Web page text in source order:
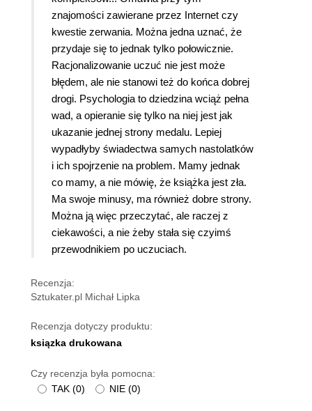
znajomości zawierane przez Internet czy
kwestie zerwania. Można jedna uznać, że
przydaje się to jednak tylko połowicznie.
Racjonalizowanie uczuć nie jest może
błędem, ale nie stanowi też do końca dobrej
drogi. Psychologia to dziedzina wciąż pełna
wad, a opieranie się tylko na niej jest jak
ukazanie jednej strony medalu. Lepiej
wypadłyby świadectwa samych nastolatków
i ich spojrzenie na problem. Mamy jednak
co mamy, a nie mówię, że książka jest zła.
Ma swoje minusy, ma również dobre strony.
Można ją więc przeczytać, ale raczej z
ciekawości, a nie żeby stała się czyimś
przewodnikiem po uczuciach.
Recenzja:
Sztukater.pl Michał Lipka
Recenzja dotyczy produktu:
ksiązka drukowana
Czy recenzja była pomocna:
TAK (0) NIE (0)